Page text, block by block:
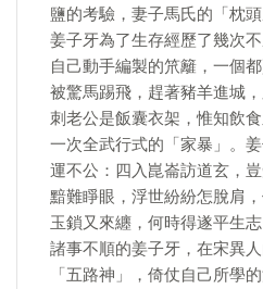
鹽的考驗，妻子馬氏的「枕
姜子牙為了生存經歷了幾次不
自己動手編製的笊籬，一個
被驚馬踢飛，趕著豬羊進城
刺老公是飯囊衣架，惟知飲
一次全武行式的「家暴」。
運不公：四入崑崙訪道玄，
黯難睜眼，浮世紛紛怎脫肩
玉鎖又來纏，何時得遂平生
諸事不順的姜子牙，在宋異
「五路神」，倚仗自己所學